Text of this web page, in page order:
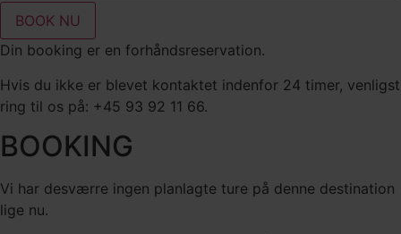
BOOK NU
Din booking er en forhåndsreservation.
Hvis du ikke er blevet kontaktet indenfor 24 timer, venligst
ring til os på: +45 93 92 11 66.
BOOKING
Vi har desværre ingen planlagte ture på denne destination
lige nu.